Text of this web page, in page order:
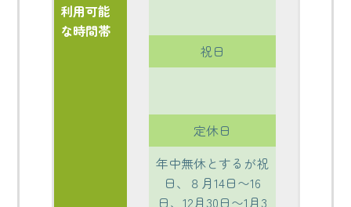
利用可能
な時間帯
祝日
定休日
年中無休とするが祝
日、８月14日〜16
日、12月30日〜1月3